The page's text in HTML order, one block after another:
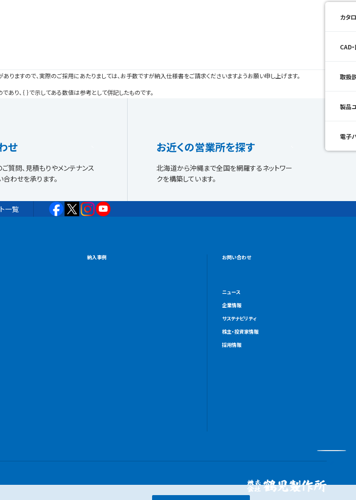
ますので、実際のご採用にあたりましては、お手数ですが納入仕様書をご請求くださいますようお願い申し上げます。
り、｛ ｝で示してある数値は参考として併記したものです。
せ
質問、見積もりやメンテナンス
わせを承ります。
お近くの営業所を探す
北海道から沖縄まで全国を網羅するネットワー
クを構築しています。
カタ
CAD
取扱
製品
電子
一覧
納入事例 お問い合わせ
ニュース
企業情報
サステナビリティ
株主・投資家情報
採用情報